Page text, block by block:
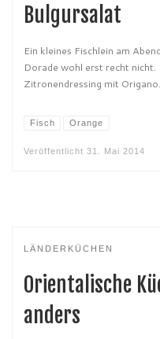
Bulgursalat
Ein kleines Fischlein am
Dorade wohl erst recht nicht.
Zitronendressing mit Origano.
Fisch Orange
Veröffentlicht 31. Mai 2014
LÄNDERKÜCHEN
Orientalische
anders